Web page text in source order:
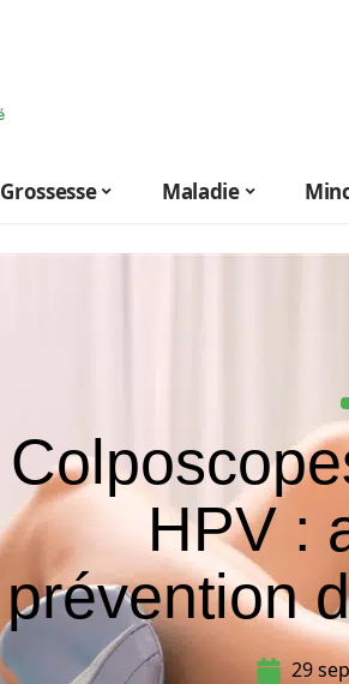
Grossesse Maladie
HPV :
prévention
29